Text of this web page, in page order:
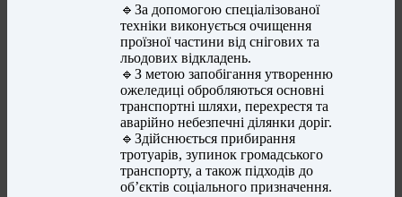
🔹За допомогою спеціалізованої
техніки виконується очищення
проїзної частини від снігових та
льодових відкладень.
🔹З метою запобігання утворенню
ожеледиці обробляються основні
транспортні шляхи, перехрестя та
аварійно небезпечні ділянки доріг.
🔹Здійснюється прибирання
тротуарів, зупинок громадського
транспорту, а також підходів до
об’єктів соціального призначення.